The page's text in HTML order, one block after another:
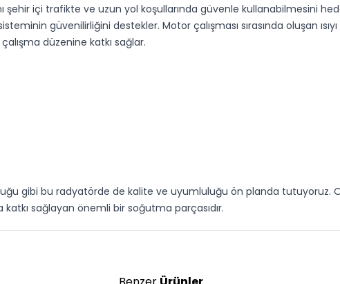
şehir içi trafikte ve uzun yol koşullarında güvenle kullanabilmesini
güvenilirliğini destekler. Motor çalışması sırasında oluşan
düzenine katkı sağlar.
gibi bu radyatörde de kalite ve uyumluluğu ön planda tutuyoruz.
sağlayan önemli bir soğutma parçasıdır.